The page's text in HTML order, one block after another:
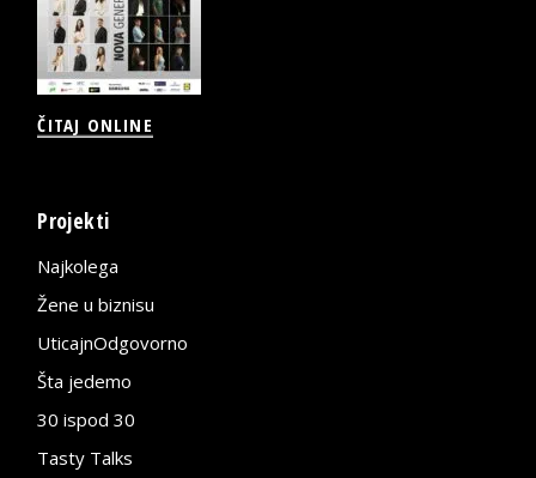
ČITAJ ONLINE
Projekti
Najkolega
Žene u biznisu
UticajnOdgovorno
Šta jedemo
30 ispod 30
Tasty Talks